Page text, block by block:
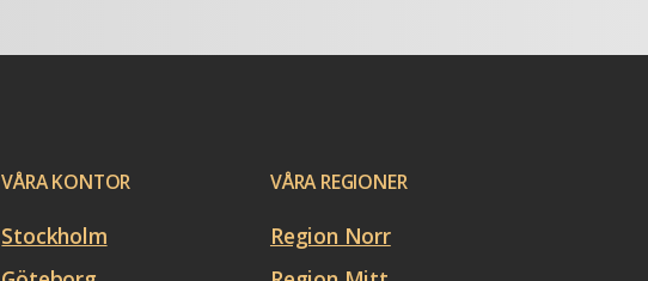
VÅRA KONTOR
Stockholm
VÅRA REGIONER
Region Norr